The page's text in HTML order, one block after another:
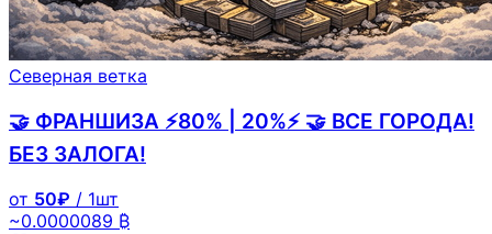
Северная ветка
🤝 ФРАНШИЗА ⚡️80% | 20%⚡️ 🤝 ВСЕ ГОРОДА!
БЕЗ ЗАЛОГА!
от 50₽ / 1шт
~0.0000089 ₿